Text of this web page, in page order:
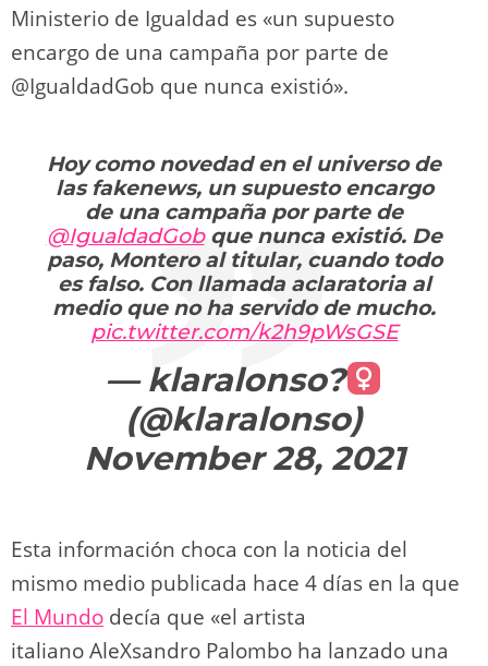
Ministerio de Igualdad es «un supuesto
encargo de una campaña por parte de
@IgualdadGob que nunca existió».
Hoy como novedad en el universo de
las fakenews, un supuesto encargo
de una campaña por parte de
@IgualdadGobque nunca existió. De
paso, Montero al titular, cuando todo
es falso. Con llamada aclaratoria al
medio que no ha servido de mucho.
pic.twitter.com/k2h9pWsGSE
— klaralonso?
(@klaralonso)
November 28, 2021
Esta información choca con la noticia del
mismo medio publicada hace 4 días en la que
El Mundo decía que «el artista
italiano AleXsandro Palombo ha lanzado una